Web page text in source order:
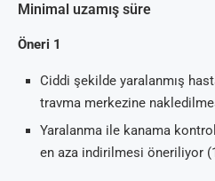
Minimal uzamış süre
Öneri 1
Ciddi şekilde yaralanmış
travma merkezine
Yaralanma ile kanama
en aza indirilmesi öneriliyor